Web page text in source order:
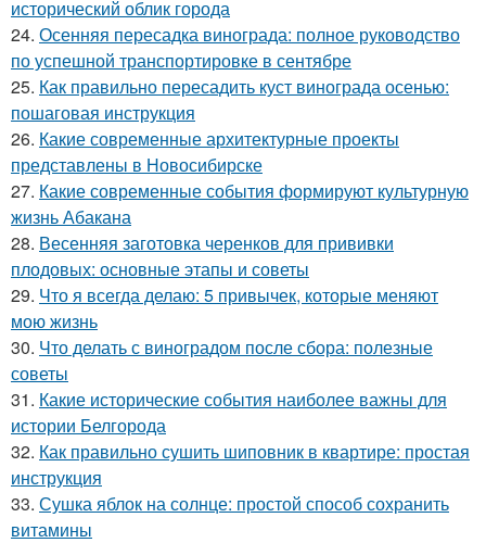
исторический облик города
24. Осенняя пересадка винограда: полное руководство
по успешной транспортировке в сентябре
25. Как правильно пересадить куст винограда осенью:
пошаговая инструкция
26. Какие современные архитектурные проекты
представлены в Новосибирске
27. Какие современные события формируют культурную
жизнь Абакана
28. Весенняя заготовка черенков для прививки
плодовых: основные этапы и советы
29. Что я всегда делаю: 5 привычек, которые меняют
мою жизнь
30. Что делать с виноградом после сбора: полезные
советы
31. Какие исторические события наиболее важны для
истории Белгорода
32. Как правильно сушить шиповник в квартире: простая
инструкция
33. Сушка яблок на солнце: простой способ сохранить
витамины